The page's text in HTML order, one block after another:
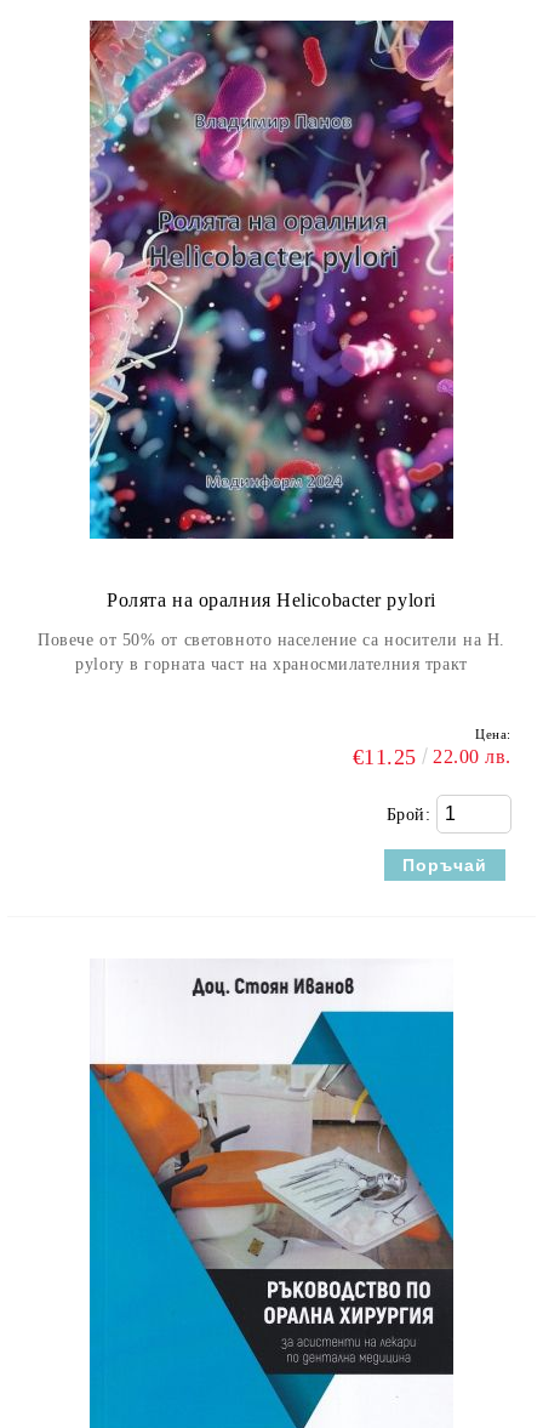
Ролята на оралния Helicobacter pylori
Повече от 50% от световното население са носители на H.
pylory в горната част на храносмилателния тракт
Цена:
€11.25 22.00 лв.
Брой: